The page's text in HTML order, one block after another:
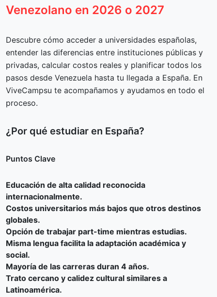
Venezolano en 2026 o 2027
Descubre cómo acceder a universidades españolas,
entender las diferencias entre instituciones públicas y
privadas, calcular costos reales y planificar todos los
pasos desde Venezuela hasta tu llegada a España. En
ViveCampsu te acompañamos y ayudamos en todo el
proceso.
¿Por qué estudiar en España?
Puntos Clave
Educación de alta calidad reconocida
internacionalmente.
Costos universitarios más bajos que otros destinos
globales.
Opción de trabajar part-time mientras estudias.
Misma lengua facilita la adaptación académica y
social.
Mayoría de las carreras duran 4 años.
Trato cercano y calidez cultural similares a
Latinoamérica.